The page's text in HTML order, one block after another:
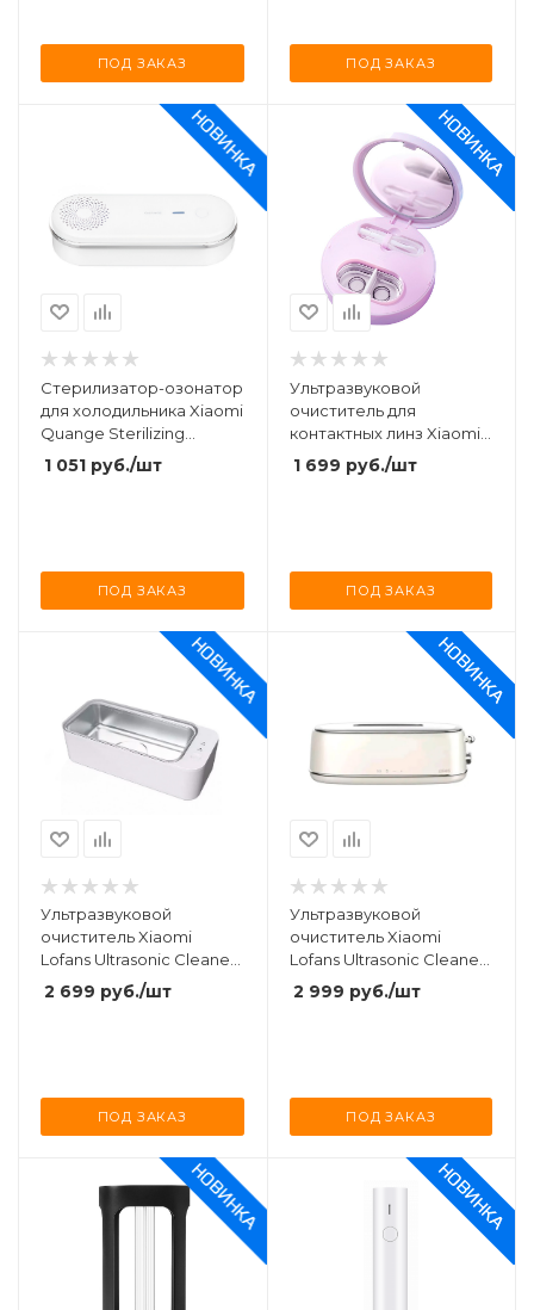
ПОД ЗАКАЗ ПОД ЗАКАЗ
Стерилизатор-озонатор
для холодильника Xiaomi
Quange Sterilizing
Deoderizer (CF120101)
1 051 руб./шт
ПОД ЗАКАЗ
Ультразвуковой
очиститель для
контактных линз Xiaomi
Lofans Ultrasonic Contact
Lens Cleaning Box С1
1 699 руб./шт
ПОД ЗАКАЗ
Ультразвуковой
очиститель Xiaomi
Lofans Ultrasonic Cleaner
Machine Teddy
Bear Collection (CS-602)
2 699 руб./шт
ПОД ЗАКАЗ
Ультразвуковой
очиститель Xiaomi
Lofans Ultrasonic Cleaner
С3
2 999 руб./шт
ПОД ЗАКАЗ